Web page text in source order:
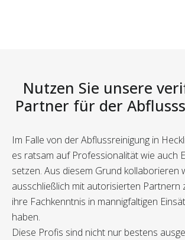
Nutzen Sie unsere
Partner für der
Im Falle von der Abflussreinigung in
es ratsam auf Professionalität wie auch
setzen. Aus diesem Grund kollaborieren
ausschließlich mit autorisierten Partnern
ihre Fachkenntnis in mannigfaltigen
haben.
Diese Profis sind nicht nur bestens